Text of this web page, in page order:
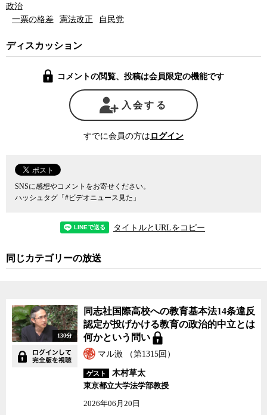
域の人の声を反映させなくなっていいのか、少数者の声を聞かなく
ていいのかという話を敢えてする。分かっていてしているんだと思
にない」と伊藤氏は語り、旧来の主張を繰り返す国側の動機を訝っ
同じく弁護士グループの久保利英明弁護士は、国側は自民党の憲
法改正草案を念頭に置いた主張をしているのではないかと指摘した
上で、「僕らは（投票価値の不均衡が）憲法違反だという訴訟を起
こせなくなる」と警戒する。
区、投票の方法その他両議院の議員の選挙に関する事項は、法律で
定める。この場合においては、各選挙区は、人口を基本とし、行政
区画、地勢等を総合的に勘案して定めなければならない」と定め、
院の議員の選挙に関する事項は、法律でこれを定める」となってお
いると解されている。
安倍首相は自民党総裁に再任された9月24日の記者会見で、アベノ
ミクスの新たな３つの矢を発表すると同時に、長年の野望でもある
憲法改正の実現に向けた意欲を改めて表明している。
政治
一票の格差
憲法改正 自民党
ディスカッション
コメントの閲覧、投稿は会員限定の機能です
入会する
すでに会員の方は ログイン
SNSに感想やコメントをお寄せください。
ハッシュタグ「#ビデオニュース見た」
タイトルとURLをコピー
同じカテゴリーの放送
130分
同志社国際高校への教育基本法14条違反
認定が投げかける教育の政治的中立とは
何かという問い
マル激 （第1315回）
ゲスト
木村草太
東京都立大学法学部教授
2026年06月20日